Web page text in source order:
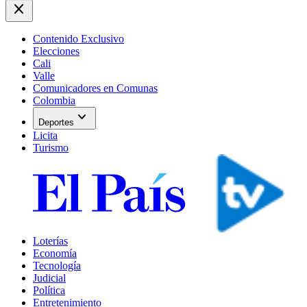
close
Contenido Exclusivo
Elecciones
Cali
Valle
Comunicadores en Comunas
Colombia
Deportes expand_more
Licita
Turismo
Loterías
Economía
Tecnología
Judicial
Política
Entretenimiento